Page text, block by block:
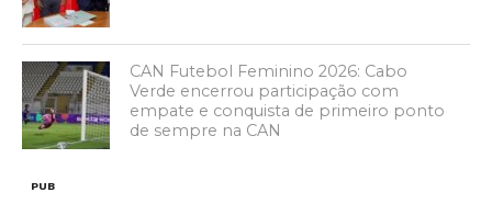
CAN Futebol Feminino 2026: Cabo
Verde encerrou participação com
empate e conquista de primeiro ponto
de sempre na CAN
PUB